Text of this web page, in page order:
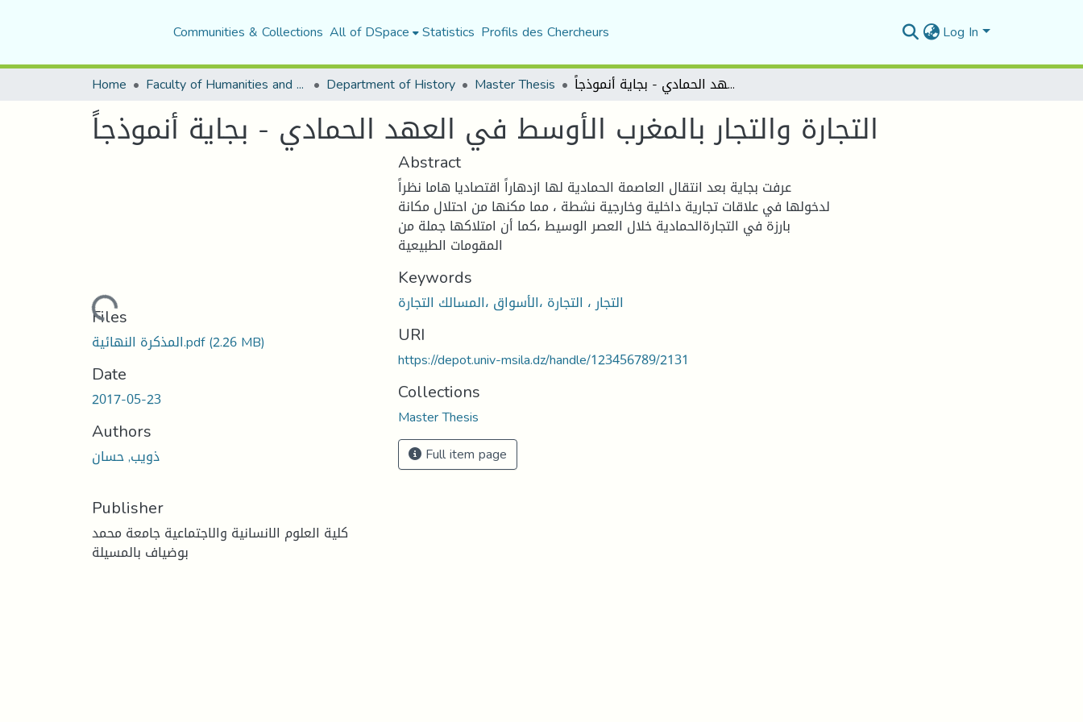
Communities & Collections All of DSpace Statistics Profils des Chercheurs Log In
Home Faculty of Humanities and Social Sciences Department of History Master Thesis التجارة والتجار بالمغرب الأوسط في العهد الحمادي - بجاية أنموذجاً
التجارة والتجار بالمغرب الأوسط في العهد الحمادي - بجاية أنموذجاً
Loading...
Files
المذكرة النهائية.pdf(2.26 MB)
Date
2017-05-23
Authors
ذويب, حسان
Publisher
كلية العلوم الانسانية والاجتماعية جامعة محمد
بوضياف بالمسيلة
Abstract
عرفت بجاية بعد انتقال العاصمة الحمادية لها ازدهاراً اقتصاديا هاما نظراً
لدخولها في علاقات تجارية داخلية وخارجية نشطة ، مما مكنها من احتلال مكانة
بارزة في التجارةالحمادية خلال العصر الوسيط ،كما أن امتلاكها جملة من
المقومات الطبيعية
Keywords
التجار ، التجارة ،الأسواق ،المسالك التجارة
URI
https://depot.univ-msila.dz/handle/123456789/2131
Collections
Master Thesis
Full item page